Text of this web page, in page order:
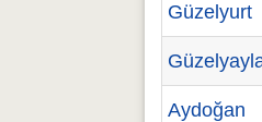
Güzelyurt
Aydoğan